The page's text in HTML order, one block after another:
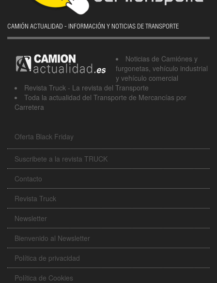
CAMIÓN ACTUALIDAD - INFORMACIÓN Y NOTICIAS DE TRANSPORTE
Noticias de Camiónes y
furgonetas, vehículo industrial
y vehículo comercial
Revista Truck - La revista del Transporte
Toda la actualidad del Transporte de Mercancías por
Carretera
Oferta Black Friday
Suscribete a la revista TRUCK
Contacto
Revista Truck
Newsletter
Bienvenido al Newsletter
Política de privacidad
Política de Cookies